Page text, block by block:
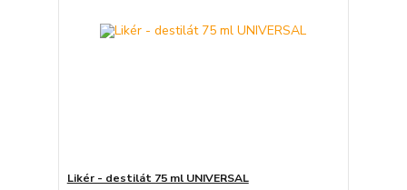
Likér - destilát 75 ml UNIVERSAL